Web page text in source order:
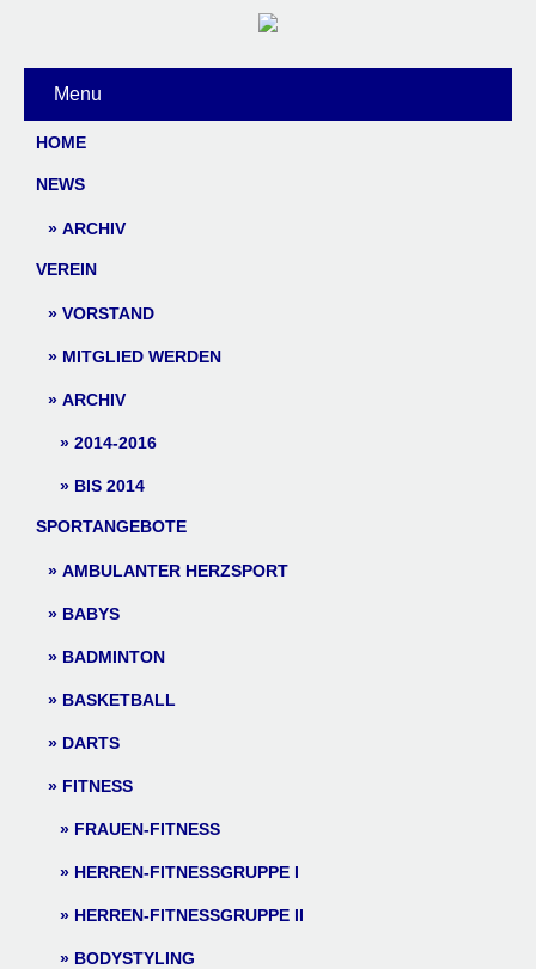
Menu
HOME
NEWS
ARCHIV
VEREIN
VORSTAND
MITGLIED WERDEN
ARCHIV
2014-2016
BIS 2014
SPORTANGEBOTE
AMBULANTER HERZSPORT
BABYS
BADMINTON
BASKETBALL
DARTS
FITNESS
FRAUEN-FITNESS
HERREN-FITNESSGRUPPE I
HERREN-FITNESSGRUPPE II
BODYSTYLING